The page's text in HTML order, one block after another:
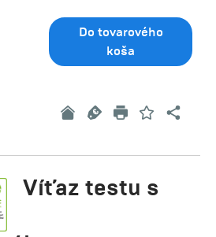
Do tovarového
koša
Víťaz testu s